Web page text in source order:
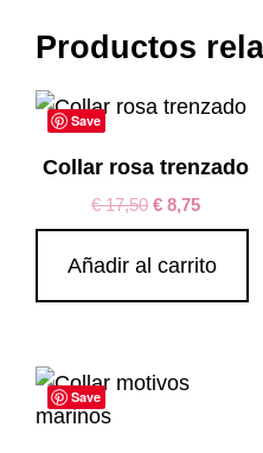
Productos
Save
Collar rosa trenzado
€17,50 € 8,75
Añadir al carrito
Save